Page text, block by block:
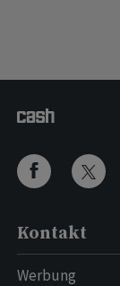
Kontakt
Werbung